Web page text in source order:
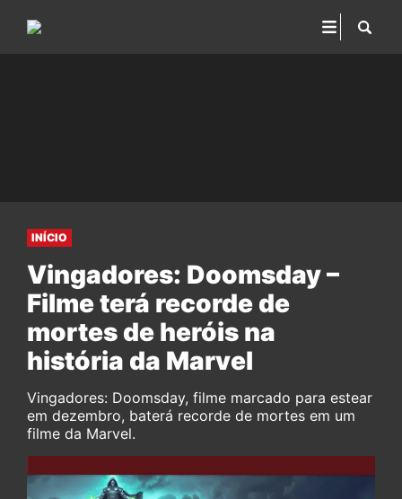
INÍCIO
Vingadores: Doomsday –
Filme terá recorde de
mortes de heróis na
história da Marvel
Vingadores: Doomsday, filme marcado para estear
em dezembro, baterá recorde de mortes em um
filme da Marvel.